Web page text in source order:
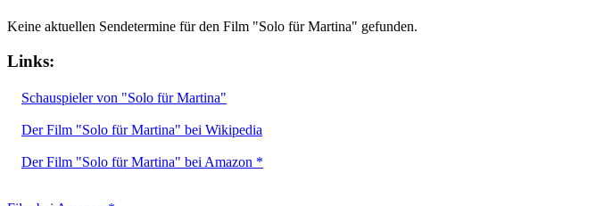
Keine aktuellen Sendetermine für den Film "Solo für Martina" gefunden.
Links:
Schauspieler von "Solo für Martina"
Der Film "Solo für Martina" bei Wikipedia
Der Film "Solo für Martina" bei Amazon *